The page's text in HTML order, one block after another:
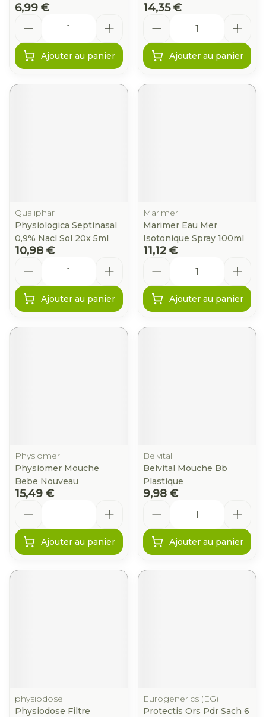
6,99 €
Ajouter au panier
14,35 €
Ajouter au panier
Qualiphar
Physiologica Septinasal
0,9% Nacl Sol 20x 5ml
10,98 €
Ajouter au panier
Marimer
Marimer Eau Mer
Isotonique Spray 100ml
11,12 €
Ajouter au panier
Physiomer
Physiomer Mouche
Bebe Nouveau
15,49 €
Ajouter au panier
Belvital
Belvital Mouche Bb
Plastique
9,98 €
Ajouter au panier
physiodose
Physiodose Filtre
Eurogenerics (EG)
Protectis Ors Pdr Sach 6